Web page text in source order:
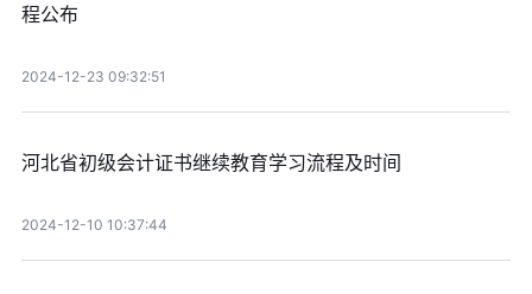
程公布
2024-12-23 09:32:51
河北省初级会计证书继续教育学习流程及时间
2024-12-10 10:37:44